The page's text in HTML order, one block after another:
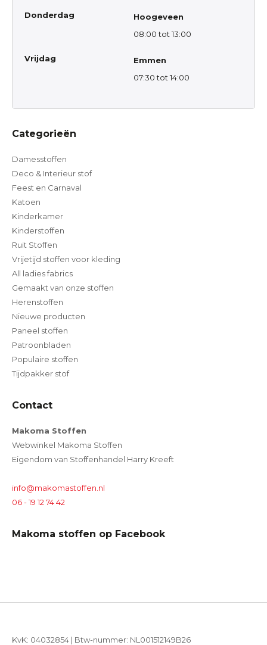
Donderdag
Hoogeveen
08:00 tot 13:00
Vrijdag
Emmen
07:30 tot 14:00
Categorieën
Damesstoffen
Deco & Interieur stof
Feest en Carnaval
Katoen
Kinderkamer
Kinderstoffen
Ruit Stoffen
Vrijetijd stoffen voor kleding
All ladies fabrics
Gemaakt van onze stoffen
Herenstoffen
Nieuwe producten
Paneel stoffen
Patroonbladen
Populaire stoffen
Tijdpakker stof
Contact
Makoma Stoffen
Webwinkel Makoma Stoffen
Eigendom van Stoffenhandel Harry Kreeft
info@makomastoffen.nl
06 - 19 12 74 42
Makoma stoffen op Facebook
KvK: 04032854 | Btw-nummer: NL001512149B26